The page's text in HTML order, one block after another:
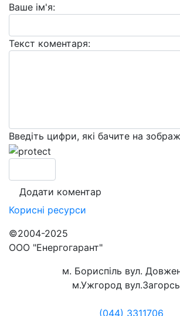
Ваше ім'я:
Текст коментаря:
Введіть цифри, які бачите на
Корисні ресурси
©2004-2025
ООО "Енергогарант"
м. Бориспіль вул.
м.Ужгород
(044) 3311706